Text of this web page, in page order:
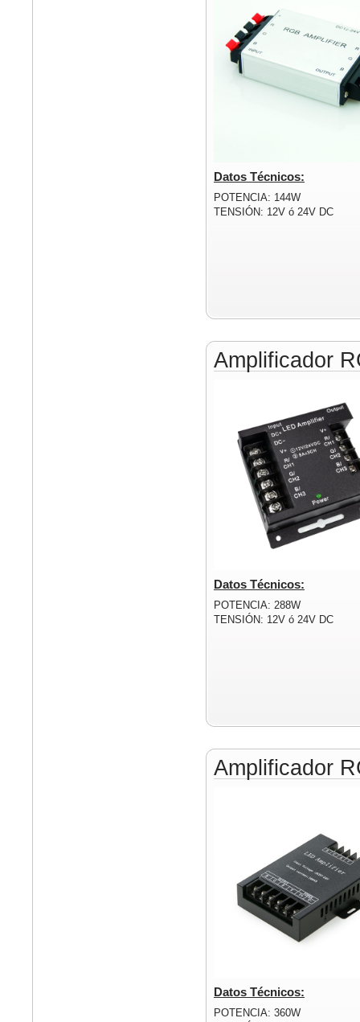
Datos Técnicos:
POTENCIA: 144W
TENSIÓN: 12V ó 24V DC
Amplificador
Datos Técnicos:
POTENCIA: 288W
TENSIÓN: 12V ó 24V DC
Amplificador
Datos Técnicos:
POTENCIA: 360W